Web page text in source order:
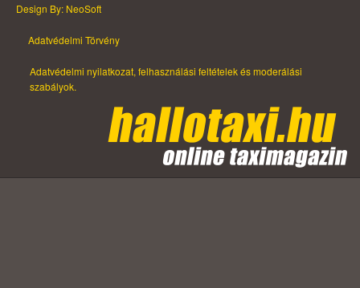
Design By: NeoSoft
Adatvédelmi Törvény
Adatvédelmi nyilatkozat, felhasználási feltételek és moderálási
szabályok.